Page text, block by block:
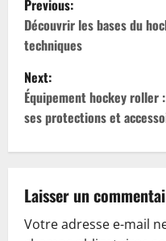
o
s
t
n
v
Previous:
Découvrir les bases du
techniques
Next:
Équipement hockey
ses protections et
Laisser un
Votre adresse e-mail